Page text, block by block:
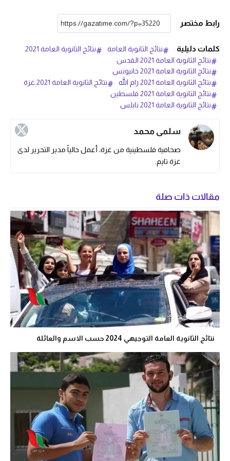
رابط مختصر
كلمات دليلية نتائج الثانوية العامة
نتائج الثانوية العامة 2021
نتائج الثانوية العامة 2021 القدس
نتائج الثانوية العامة 2021 خانيونس
نتائج الثانوية العامة 2021 رام الله
نتائج الثانوية العامة 2021 غزة
نتائج الثانوية العامة 2021 فلسطين
نتائج الثانوية العامة 2021 نابلس
سلمى محمد
صحافية فلسطينية من غزة، أعمل حالياً مدير التحرير لدى
غزة تايم.
مقالات ذات صلة
نتائج الثانوية العامة التوجيهي 2024 حسب الاسم والعائلة